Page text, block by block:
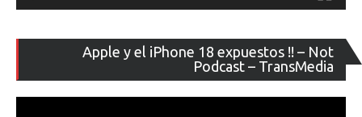
Apple y el iPhone 18 expuestos !! – Not
Podcast – TransMedia
de